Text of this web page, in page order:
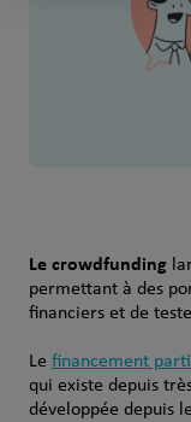
Le crowdfunding
permettant à des
financiers et de
Le financement
qui existe depuis
développée depuis